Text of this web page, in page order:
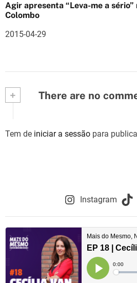
Agir apresenta “Leva-me a
Colombo
2015-04-29
+ There are no
Tem de iniciar a sessão para
Instagram